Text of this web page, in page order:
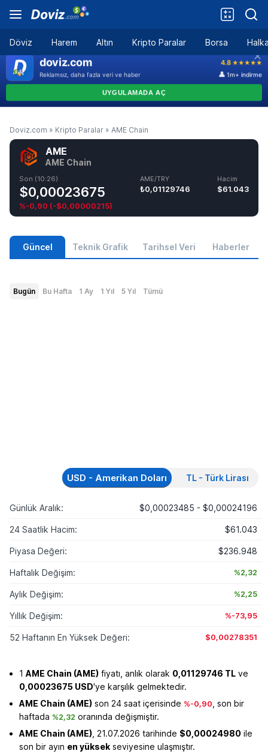
Döviz Harem Altın Kripto Paralar Borsa
Doviz.com » Kripto Paralar » AME Chain
AME
AME Chain
Son (10:26)
$0,00023675
%-0,90 (-$0,00000215)
AME/TRY
₺0,01129746
Hacim
$61.043
Güncel Teknik Grafik Tarihsel Veri Haberler
Bugün Bu Hafta 1 Ay 1 Yıl 5 Yıl Tümü
USD - Amerikan Doları TL - Türk Lirası
Günlük Aralık: $0,00023485 - $0,00024196
24 Saatlik Hacim: $61.043
Piyasa Değeri: $236.948
Haftalık Değişim: %2,32
Aylık Değişim: %2,25
Yıllık Değişim: %-73,95
52 Haftanın En Yüksek Değeri: $0,00278351
1 AME Chain (AME) fiyatı, anlık olarak 0,01129746 TL ve
0,00023675 USD'ye karşılık gelmektedir.
AME Chain (AME) son 24 saat içerisinde %-0,90 , son bir
haftada %2,32 oranında değişmiştir.
AME Chain (AME) , 21.07.2026 tarihinde $0,00024980 ile
son bir ayın en yüksek seviyesine ulaşmıştır.